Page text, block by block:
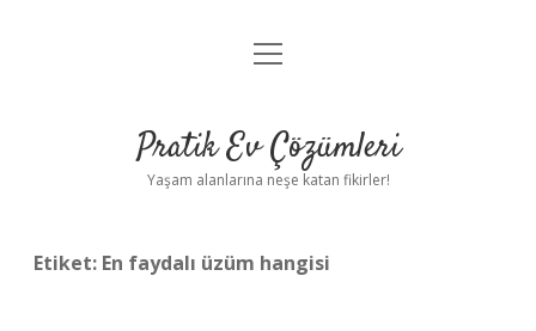
Anasayfa
Yasal Uyarı
menüyü
Pratik Ev Çözümleri
Yaşam alanlarına neşe katan fikirler!
Etiket: En faydalı üzüm hangisi